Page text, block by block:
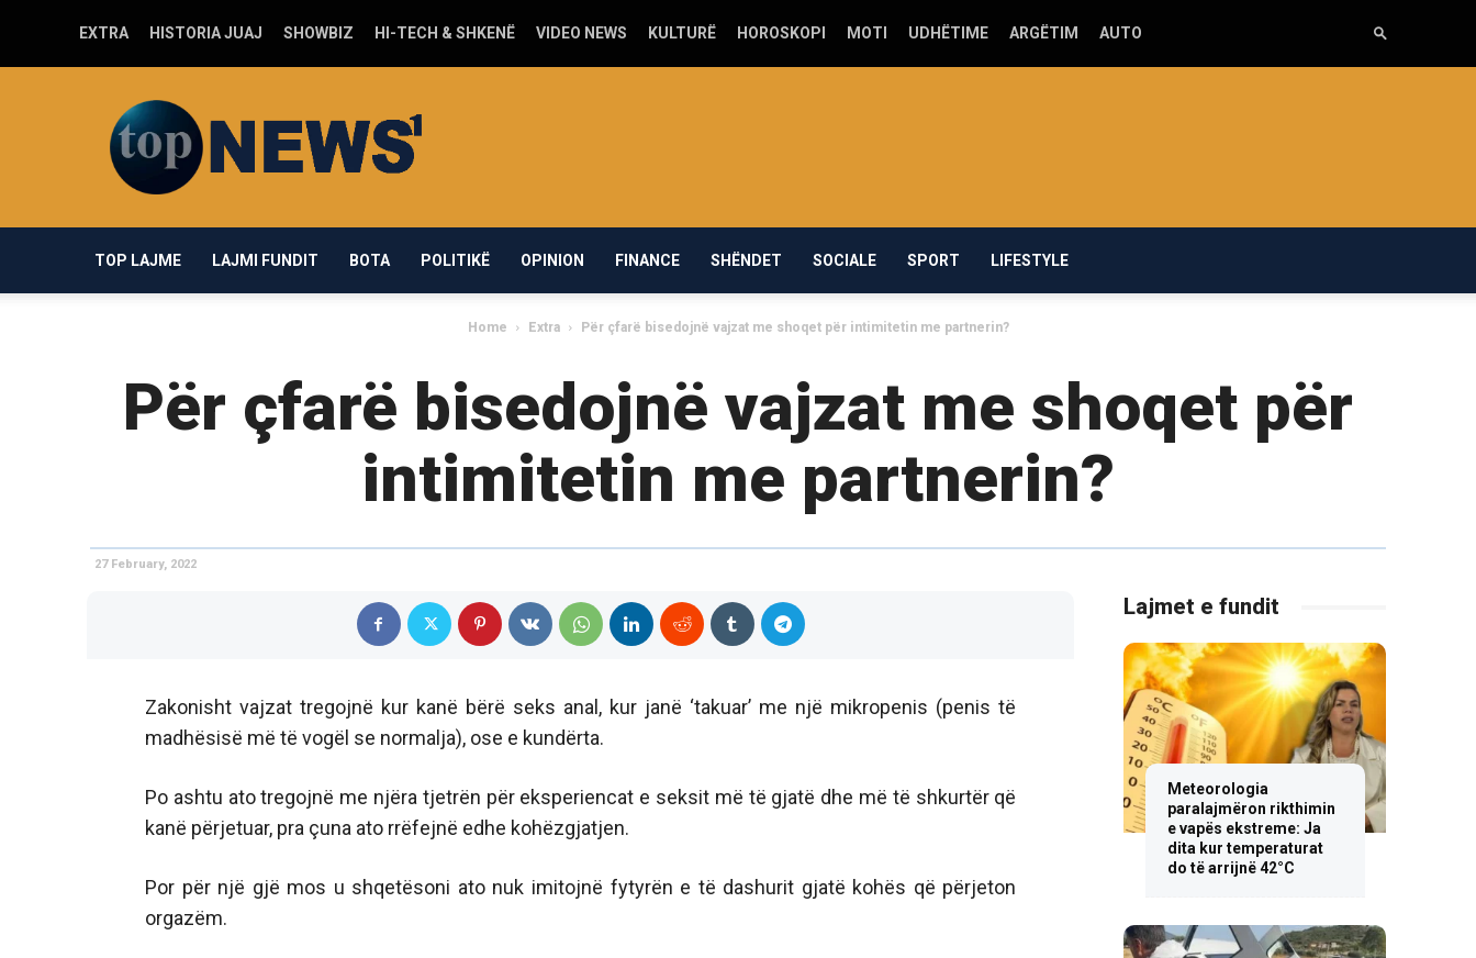
EXTRA HISTORIA JUAJ SHOWBIZ HI-TECH & SHKENË VIDEO NEWS KULTURË HOROSKOPI MOTI UDHËTIME ARGËTIM AUTO
news1.com
TOP LAJME LAJMI FUNDIT BOTA POLITIKË OPINION FINANCE SHËNDET SOCIALE SPORT LIFESTYLE
Home Extra Për çfarë bisedojnë vajzat me shoqet për intimitetin me partnerin?
Për çfarë bisedojnë vajzat me shoqet për
intimitetin me partnerin?
27 February, 2022
Zakonisht vajzat tregojnë kur kanë bërë seks anal, kur janë ‘takuar’ me një mikropenis (penis të
madhësisë më të vogël se normalja), ose e kundërta.
Po ashtu ato tregojnë me njëra tjetrën për eksperiencat e seksit më të gjatë dhe më të shkurtër që
kanë përjetuar, pra çuna ato rrëfejnë edhe kohëzgjatjen.
Por për një gjë mos u shqetësoni ato nuk imitojnë fytyrën e të dashurit gjatë kohës që përjeton
orgazëm.
Lajmet e fundit
Meteorologia
paralajmëron rikthimin
e vapës ekstreme: Ja
dita kur temperaturat
do të arrijnë 42°C